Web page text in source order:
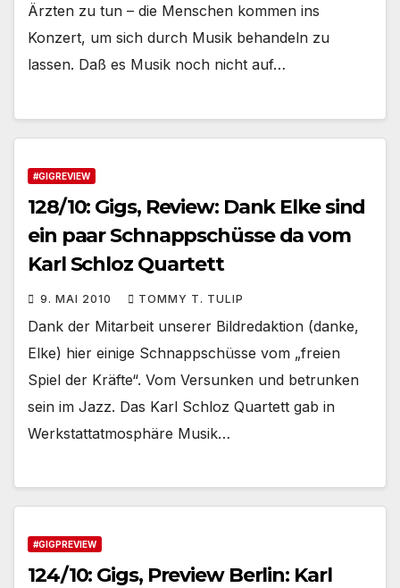
Ärzten zu tun – die Menschen kommen ins
Konzert, um sich durch Musik behandeln zu
lassen. Daß es Musik noch nicht auf…
#GIGREVIEW
128/10: Gigs, Review: Dank Elke sind
ein paar Schnappschüsse da vom
Karl Schloz Quartett
9. MAI 2010 TOMMY T. TULIP
Dank der Mitarbeit unserer Bildredaktion (danke,
Elke) hier einige Schnappschüsse vom „freien
Spiel der Kräfte“. Vom Versunken und betrunken
sein im Jazz. Das Karl Schloz Quartett gab in
Werkstattatmosphäre Musik…
#GIGPREVIEW
124/10: Gigs, Preview Berlin: Karl